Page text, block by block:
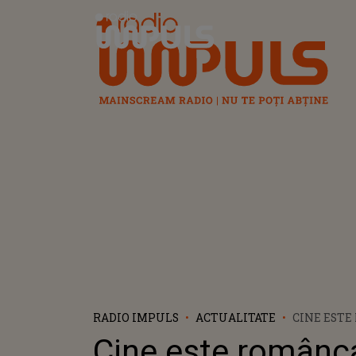
Radio Impuls
RADIO IMPULS ACTUALITATE
CINE ESTE
DIN